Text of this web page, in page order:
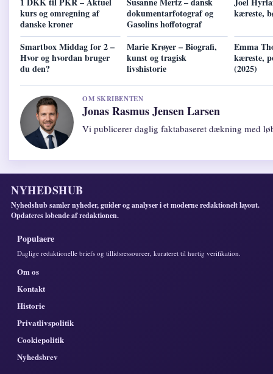
kurs og omregning af
danske kroner
dokumentarfotograf og
Gasolins hoffotograf
kæreste,
Smartbox Middag for 2 –
Hvor og hvordan bruger
du den?
Marie Krøyer – Biografi,
kunst og tragisk
livshistorie
Emma
kæreste,
(2025)
OM SKRIBENTEN
Jonas Rasmus Jensen Larsen
Vi publicerer daglig faktabaseret dækning med
NYHEDSHUB
Nyhedshub samler nyheder, guider og analyser i et moderne redaktionelt layout.
Opdateres lobende af redaktionen.
Populaere
Daglige redaktionelle briefs og tillidsressourcer, kurateret til hurtig verifikation.
Om os
Kontakt
Historie
Privatlivspolitik
Cookiepolitik
Nyhedsbrev